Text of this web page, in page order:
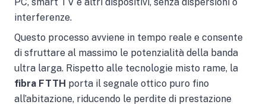
PC, smart TV e altri dispositivi, senza dispersioni o
interferenze.
Questo processo avviene in tempo reale e consente
di sfruttare al massimo le potenzialità della banda
ultra larga. Rispetto alle tecnologie misto rame, la
fibra FTTH porta il segnale ottico puro fino
all’abitazione, riducendo le perdite di prestazione